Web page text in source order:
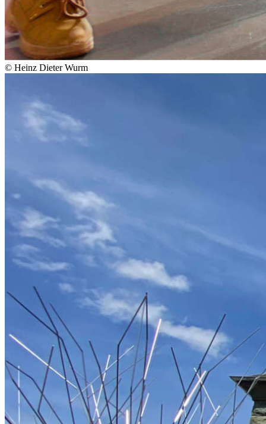
© Heinz Dieter Wurm